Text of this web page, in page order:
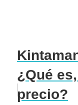
¿Qué
precio?